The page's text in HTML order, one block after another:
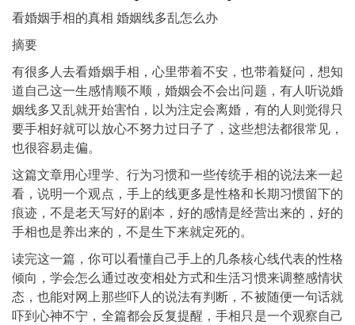
看婚姻手相的真相 婚姻线多乱怎么办
摘要
有很多人去看婚姻手相，心里带着不安，也带着疑问，想知
道自己这一生感情顺不顺，婚姻会不会出问题，有人听说婚
姻线多又乱就开始害怕，以为注定会离婚，有的人则觉得只
要手相好就可以放心不努力过日子了，这些想法都很常见，
也很容易走偏。
这篇文章用心理学、行为习惯和一些传统手相的说法来一起
看，说明一个观点，手上的线更多是性格和长期习惯留下的
痕迹，不是老天写好的剧本，好的感情是经营出来的，好的
手相也是养出来的，不是生下来就定死的。
读完这一篇，你可以看懂自己手上的几条核心线代表的性格
倾向，学会怎么通过改变相处方式和生活习惯来调整感情状
态，也能对网上那些吓人的说法有判断，不被随便一句话就
吓到心神不宁，全篇都会反复提醒，手相只是一个观察自己